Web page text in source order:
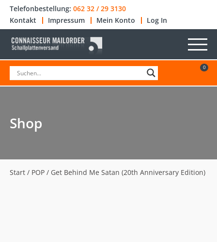
Telefonbestellung: 062 32 / 29 3130
Kontakt
Impressum Mein Konto Log In
0
Shop
Start / POP / Get Behind Me Satan (20th Anniversary Edition)